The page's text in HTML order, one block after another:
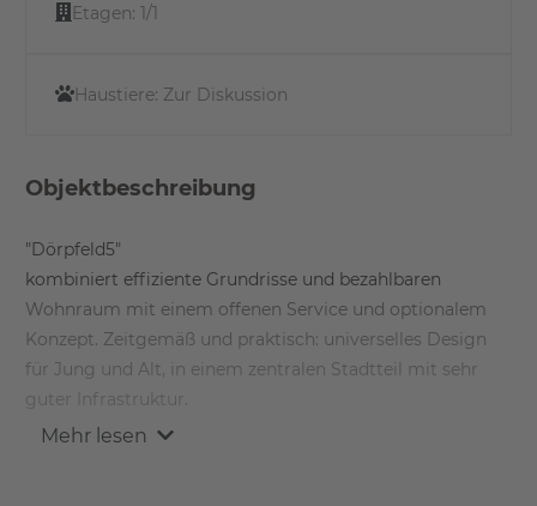
Etagen: 1/1
Haustiere: Zur Diskussion
Objektbeschreibung
"Dörpfeld5"
kombiniert effiziente Grundrisse und bezahlbaren
Wohnraum mit einem offenen Service und optionalem
Konzept. Zeitgemäß und praktisch: universelles Design
für Jung und Alt, in einem zentralen Stadtteil mit sehr
guter Infrastruktur.
Mehr lesen